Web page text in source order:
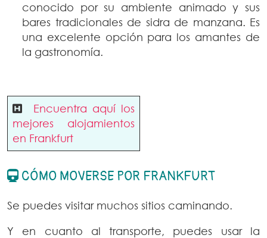
conocido por su ambiente animado y sus
bares tradicionales de sidra de manzana. Es
una excelente opción para los amantes de
la gastronomía.
Encuentra aquí los
mejores alojamientos
en Frankfurt
CÓMO MOVERSE POR FRANKFURT
Se puedes visitar muchos sitios caminando.
Y en cuanto al transporte, puedes usar la